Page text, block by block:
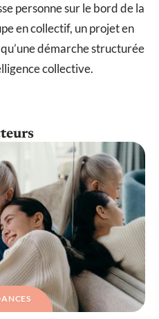
personne sur le bord de la
en collectif, un projet en
démarche structurée
collective.